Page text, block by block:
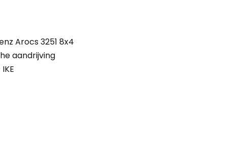
Arocs 3251 8x4
aandrijving